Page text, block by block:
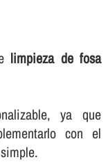
limpieza de fosa
ya que
con el